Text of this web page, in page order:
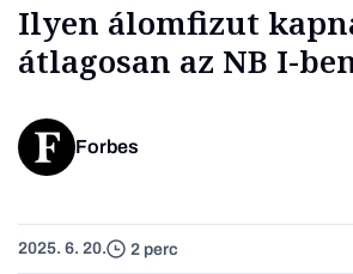
Ilyen álomfizut
átlagosan az NB I-
Forbes
2025. 6. 20. 2 perc